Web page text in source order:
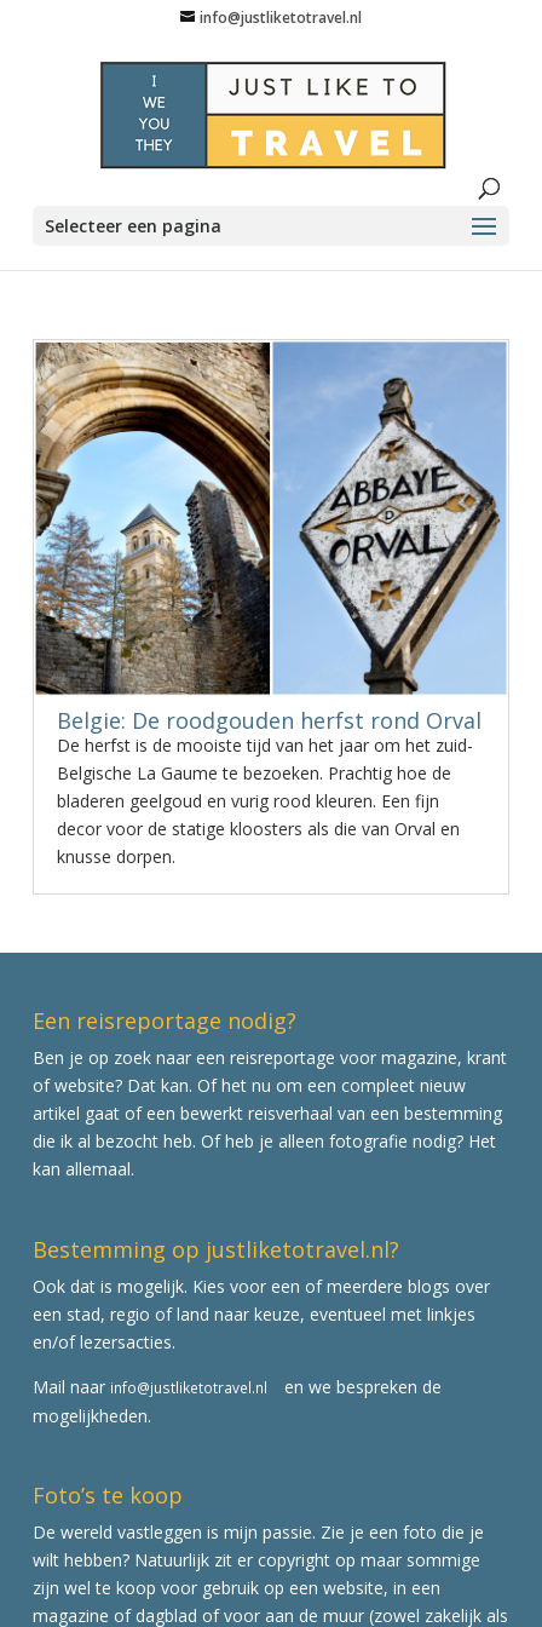
info@justliketotravel.nl
Selecteer een pagina
Belgie: De roodgouden herfst rond Orval
De herfst is de mooiste tijd van het jaar om het zuid-
Belgische La Gaume te bezoeken. Prachtig hoe de
bladeren geelgoud en vurig rood kleuren. Een fijn
decor voor de statige kloosters als die van Orval en
knusse dorpen.
Een reisreportage nodig?
Ben je op zoek naar een reisreportage voor magazine, krant
of website? Dat kan. Of het nu om een compleet nieuw
artikel gaat of een bewerkt reisverhaal van een bestemming
die ik al bezocht heb. Of heb je alleen fotografie nodig? Het
kan allemaal.
Bestemming op justliketotravel.nl?
Ook dat is mogelijk. Kies voor een of meerdere blogs over
een stad, regio of land naar keuze, eventueel met linkjes
en/of lezersacties.
Mail naar info@justliketotravel.nl
en we bespreken de
mogelijkheden.
Foto’s te koop
De wereld vastleggen is mijn passie. Zie je een foto die je
wilt hebben? Natuurlijk zit er copyright op maar sommige
zijn wel te koop voor gebruik op een website, in een
magazine of dagblad of voor aan de muur (zowel zakelijk als